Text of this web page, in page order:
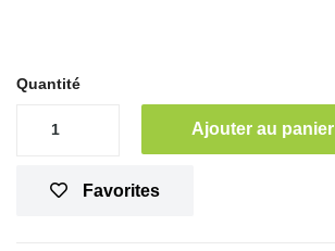
Quantité
Ajouter au panier
Favorites